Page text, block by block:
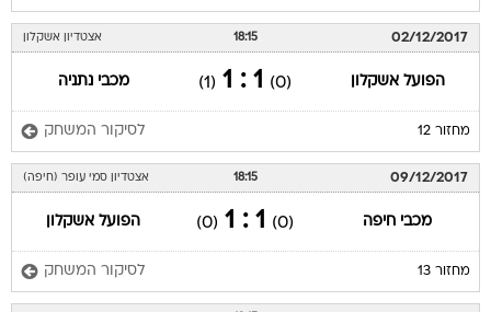
02/12/2017
18:15 אצטדיון אשקלון
הפועל אשקלון (0)
1 : 1
(1) מכבי נתניה
מחזור 12 לסיקור המשחק
09/12/2017
18:15 אצטדיון סמי עופר (חיפה)
מכבי חיפה (0)
1 : 1
(0) הפועל אשקלון
מחזור 13 לסיקור המשחק